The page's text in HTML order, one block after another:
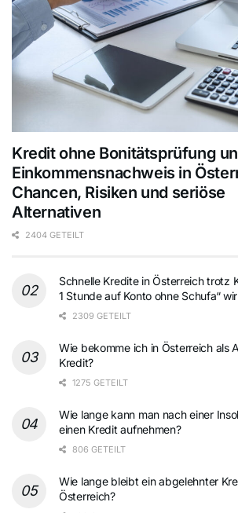
Kredit ohne Bonitätsprüfung
Einkommensnachweis in
Chancen, Risiken und seriöse
Alternativen
2404 GETEILT
Schnelle Kredite in Österreich trotz
1 Stunde auf Konto ohne Schufa“
2309 GETEILT
Wie bekomme ich in Österreich als
Kredit?
1275 GETEILT
Wie lange kann man nach einer
einen Kredit aufnehmen?
806 GETEILT
Wie lange bleibt ein abgelehnter
Österreich?